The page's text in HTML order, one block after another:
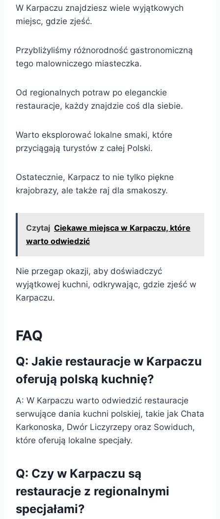
W Karpaczu znajdziesz wiele wyjątkowych
miejsc, gdzie zjeść.
Przybliżyliśmy różnorodność gastronomiczną
tego malowniczego miasteczka.
Od regionalnych potraw po eleganckie
restauracje, każdy znajdzie coś dla siebie.
Warto eksplorować lokalne smaki, które
przyciągają turystów z całej Polski.
Ostatecznie, Karpacz to nie tylko piękne
krajobrazy, ale także raj dla smakoszy.
Czytaj Ciekawe miejsca w Karpaczu, które
warto odwiedzić
Nie przegap okazji, aby doświadczyć
wyjątkowej kuchni, odkrywając, gdzie zjeść w
Karpaczu.
FAQ
Q: Jakie restauracje w Karpaczu
oferują polską kuchnię?
A: W Karpaczu warto odwiedzić restauracje
serwujące dania kuchni polskiej, takie jak Chata
Karkonoska, Dwór Liczyrzepy oraz Sowiduch,
które oferują lokalne specjały.
Q: Czy w Karpaczu są
restauracje z regionalnymi
specjałami?